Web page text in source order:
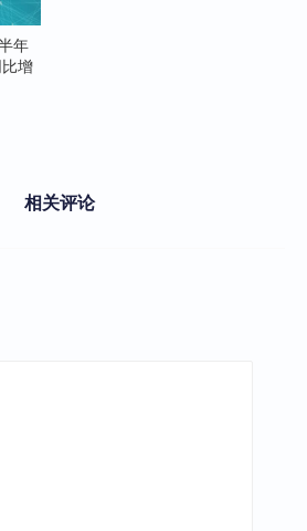
年
增
相关评论